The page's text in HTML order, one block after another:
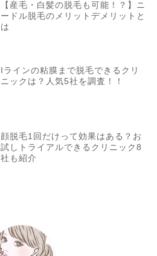
【産毛・白髪の脱毛も可能！？】ニ
ードル脱毛のメリットデメリットと
は
Iラインの粘膜まで脱毛できるクリ
ニックは？人気5社を調査！！
顔脱毛1回だけって効果はある？お
試しトライアルできるクリニック8
社も紹介